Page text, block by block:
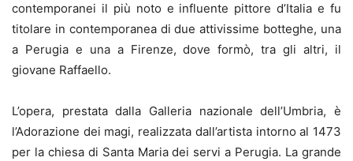
contemporanei il più noto e influente pittore d’Italia e fu
titolare in contemporanea di due attivissime botteghe, una
a Perugia e una a Firenze, dove formò, tra gli altri, il
giovane Raffaello.
L’opera, prestata dalla Galleria nazionale dell’Umbria, è
l’Adorazione dei magi, realizzata dall’artista intorno al 1473
per la chiesa di Santa Maria dei servi a Perugia. La grande